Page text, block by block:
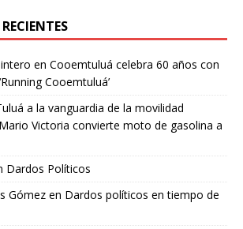
en Cooemtuluá celebra 60 años con
Cooemtuluá’
a la vanguardia de la movilidad
Victoria convierte moto de gasolina a
Dardos Políticos
Gómez en Dardos políticos en tiempo de